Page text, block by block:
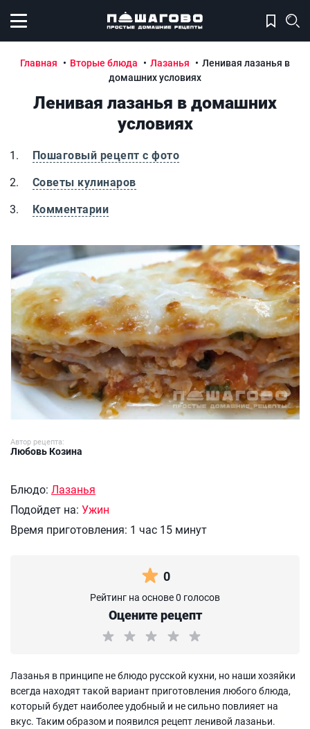
Открыть меню
Главная Вторые блюда Лазанья
Ленивая лазанья в
домашних условиях
Ленивая лазанья в домашних
условиях
Пошаговый рецепт с фото
Советы кулинаров
Комментарии
Ленивая лазанья в домашних условиях
Автор рецепта:
Любовь Козина
Блюдо: Лазанья
Подойдет на: Ужин
Время приготовления: 1 час 15 минут
0
Рейтинг на основе 0 голосов
Оцените рецепт
Лазанья в принципе не блюдо русской кухни, но наши хозяйки
всегда находят такой вариант приготовления любого блюда,
который будет наиболее удобный и не сильно повлияет на
вкус. Таким образом и появился рецепт ленивой лазаньи.